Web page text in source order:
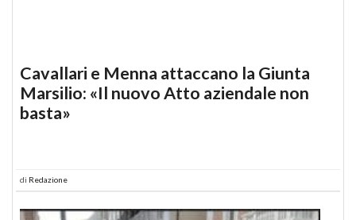
Cavallari e Menna attaccano la Giunta
Marsilio: «Il nuovo Atto aziendale non
basta»
di Redazione